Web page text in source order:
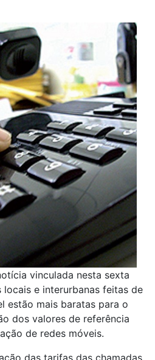
vinculada nesta sexta
e interurbanas feitas de
estão mais baratas para o
dos valores de referência
de redes móveis.
das tarifas das chamadas